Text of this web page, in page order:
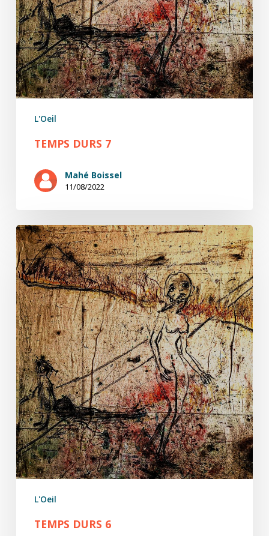
L'Oeil
TEMPS DURS 7
Mahé Boissel
11/08/2022
Temps
durs
6
L'Oeil
TEMPS DURS 6